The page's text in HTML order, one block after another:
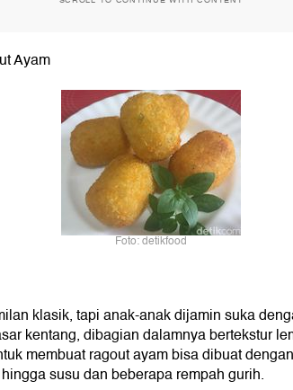
Ayam
Foto: detikfood
klasik, tapi anak-anak dijamin suka
kentang, dibagian dalamnya bertekstur
membuat ragout ayam bisa dibuat
susu dan beberapa rempah gurih.